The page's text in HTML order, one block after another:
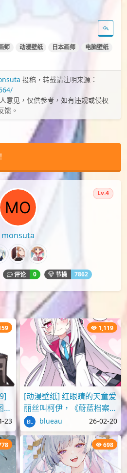
师 动漫壁纸 日本画师
电脑壁纸
投稿，转载请注明来源：
意见，仅供参考，如有违规或侵权
馈。
monsuta
Lv.4
评论 0 节操 7862
作
23
1,119
[动漫壁纸] 红眼睛的天童爱
丽丝叫柯伊，《蔚蓝档案》
壁纸图片分享
blueau 26-02-20
698